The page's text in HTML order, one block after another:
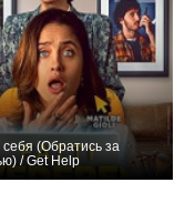
(Обратись за
/ Get Help